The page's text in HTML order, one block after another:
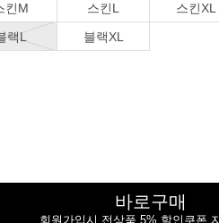
킨M 스킨L 스킨XL
랙L
블랙XL
바로구매
회원가입시 전상품 5% 할인쿠폰